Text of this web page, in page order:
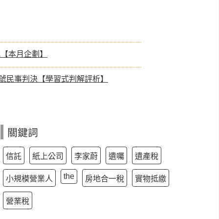
本月企劃】
事判決【學習式判解評析】
關鍵詞
信託 紙上公司 李家蔚 遺囑 遺產稅
小規模營業人 the 房地合一稅 實物抵繳
營業稅